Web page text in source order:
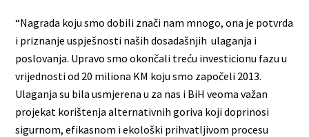
“Nagrada koju smo dobili znači nam mnogo, ona je potvrda
i priznanje uspješnosti naših dosadašnjih ulaganja i
poslovanja. Upravo smo okončali treću investicionu fazu u
vrijednosti od 20 miliona KM koju smo započeli 2013.
Ulaganja su bila usmjerena u za nas i BiH veoma važan
projekat korištenja alternativnih goriva koji doprinosi
sigurnom, efikasnom i ekološki prihvatljivom procesu